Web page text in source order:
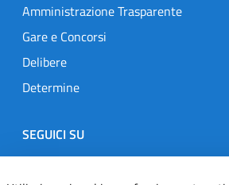
Amministrazione Trasparente
Gare e Concorsi
Delibere
Determine
SEGUICI SU
Designers Italia
TwitterInstagramYoutubeLinkedin